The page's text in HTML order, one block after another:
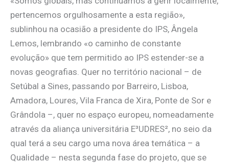
pertencemos orgulhosamente a esta região»,
sublinhou na ocasião a presidente do IPS, Ângela
Lemos, lembrando «o caminho de constante
evolução» que tem permitido ao IPS estender-se a
novas geografias. Quer no território nacional – de
Setúbal a Sines, passando por Barreiro, Lisboa,
Amadora, Loures, Vila Franca de Xira, Ponte de Sor e
Grândola –, quer no espaço europeu, nomeadamente
através da aliança universitária E³UDRES², no seio da
qual terá a seu cargo uma nova área temática – a
Qualidade – nesta segunda fase do projeto, que se